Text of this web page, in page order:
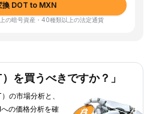
換 DOT to MXN
の暗号資産・40種類以上の法定通貨
を買うべきですか？」
の市場分析と、
の価格分析を確